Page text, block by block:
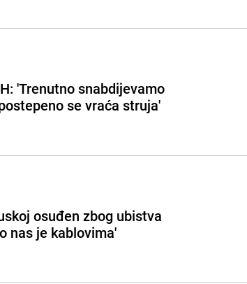
'Trenutno snabdijevamo
se vraća struja'
osuđen zbog ubistva
nas je kablovima'